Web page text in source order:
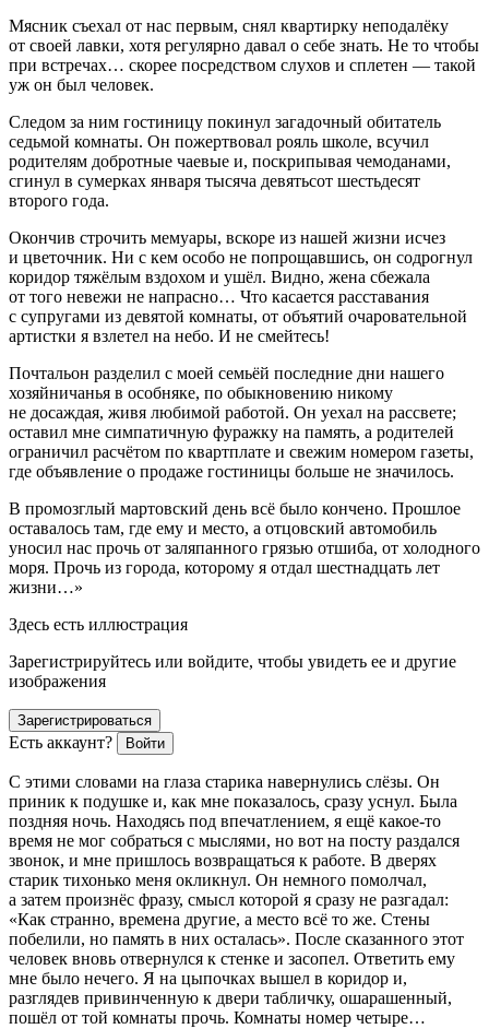
Мясник съехал от нас первым, снял квартирку неподалёку
от своей лавки, хотя регулярно давал о себе знать. Не то чтобы
при встречах… скорее посредством слухов и сплетен — такой
уж он был человек.
Следом за ним гостиницу покинул загадочный обитатель
седьмой комнаты. Он пожертвовал рояль школе, всучил
родителям добротные чаевые и, поскрипывая чемоданами,
сгинул в сумерках января тысяча девятьсот шестьдесят
второго года.
Окончив строчить мемуары, вскоре из нашей жизни исчез
и цветочник. Ни с кем особо не попрощавшись, он содрогнул
коридор тяжёлым вздохом и ушёл. Видно, жена сбежала
от того невежи не напрасно… Что касается расставания
с супругами из девятой комнаты, от объятий очаровательной
артистки я взлетел на небо. И не смейтесь!
Почтальон разделил с моей семьёй последние дни нашего
хозяйничанья в особняке, по обыкновению никому
не досаждая, живя любимой работой. Он уехал на рассвете;
оставил мне симпатичную фуражку на память, а родителей
ограничил расчётом по квартплате и свежим номером газеты,
где объявление о продаже гостиницы больше не значилось.
В промозглый мартовский день всё было кончено. Прошлое
оставалось там, где ему и место, а отцовский автомобиль
уносил нас прочь от заляпанного грязью отшиба, от холодного
моря. Прочь из города, которому я отдал шестнадцать лет
жизни…»
Здесь есть иллюстрация
Зарегистрируйтесь или войдите, чтобы увидеть ее и другие
изображения
Зарегистрироваться
Есть аккаунт? Войти
С этими словами на глаза старика навернулись слёзы. Он
приник к подушке и, как мне показалось, сразу уснул. Была
поздняя ночь. Находясь под впечатлением, я ещё какое-то
время не мог собраться с мыслями, но вот на посту раздался
звонок, и мне пришлось возвращаться к работе. В дверях
старик тихонько меня окликнул. Он немного помолчал,
а затем произнёс фразу, смысл которой я сразу не разгадал:
«Как странно, времена другие, а место всё то же. Стены
побелили, но память в них осталась». После сказанного этот
человек вновь отвернулся к стенке и засопел. Ответить ему
мне было нечего. Я на цыпочках вышел в коридор и,
разглядев привинченную к двери табличку, ошарашенный,
пошёл от той комнаты прочь. Комнаты номер четыре…